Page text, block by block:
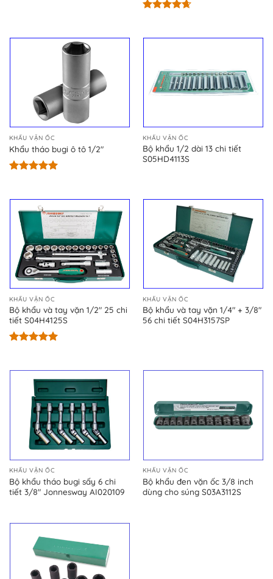
5 sao
KHẨU VẶN ỐC
Khẩu tháo bugi ô tô 1/2″
5 sao
KHẨU VẶN ỐC
Bộ khẩu 1/2 dài 13 chi tiết
S05HD4113S
KHẨU VẶN ỐC
Bộ khẩu và tay vặn 1/2″ 25 chi
tiết S04H4125S
5 sao
KHẨU VẶN ỐC
Bộ khẩu và tay vặn 1/4″ + 3/8″
56 chi tiết S04H3157SP
KHẨU VẶN ỐC
Bộ khẩu tháo bugi sấy 6 chi
tiết 3/8″ Jonnesway AI020109
KHẨU VẶN ỐC
Bộ khẩu đen vặn ốc 3/8 inch
dùng cho súng S03A3112S